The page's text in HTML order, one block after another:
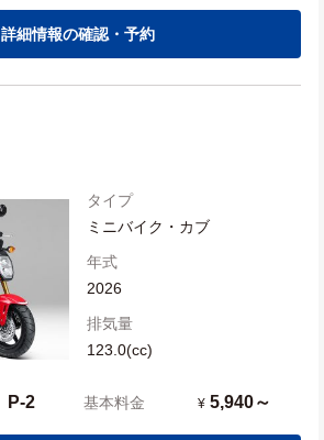
詳細情報の確認・予約
タイプ
ミニバイク・カブ
年式
2026
排気量
123.0(cc)
P-2 基本料金 ¥ 5,940～